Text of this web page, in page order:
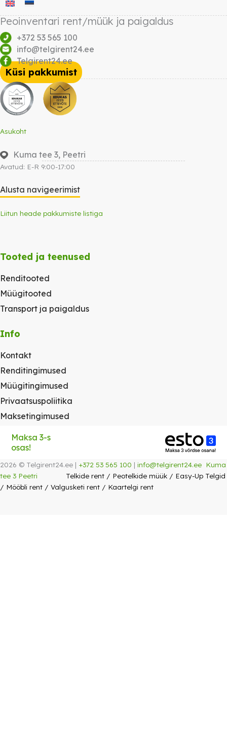
Peoinventari rent/müük ja paigaldus
+372 53 565 100
info@telgirent24.ee
Telgirent24.ee
Küsi pakkumist
Asukoht
Kuma tee 3, Peetri
Avatud: E-R 9:00-17:00
Alusta navigeerimist
Liitun heade pakkumiste listiga
Tooted ja teenused
Renditooted
Müügitooted
Transport ja paigaldus
Info
Kontakt
Renditingimused
Müügitingimused
Privaatsuspoliitika
Maksetingimused
Maksa 3-s
osas!
2026 © Telgirent24.ee | +372 53 565 100 | info@telgirent24.ee Kuma
tee 3 Peetri
Telkide rent / Peotelkide müük / Easy-Up Telgid
/ Mööbli rent / Valgusketi rent / Kaartelgi rent